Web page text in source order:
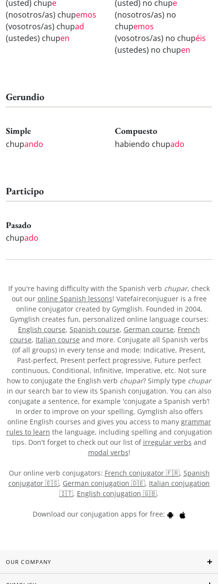
(usted) chupe
(nosotros/as) chupemos
(vosotros/as) chupad
(ustedes) chupen
(usted) no chupe
(nosotros/as) no
chupemos
(vosotros/as) no chupéis
(ustedes) no chupen
Gerundio
Simple
chupando
Compuesto
habiendo chupado
Participo
Pasado
chupado
If you're having difficulty with the Spanish verb chupar, check
out our online Spanish lessons! Vatefaireconjuguer is a free
online conjugator created by Gymglish. Founded in 2004,
Gymglish creates fun, personalized online language courses:
English course, Spanish course, German course, French
course, Italian course and more. Conjugate all Spanish verbs
(of all groups) in every tense and mode: Indicative, Present,
Past-perfect, Present perfect progressive, Future perfect
continuous, Conditional, Infinitive, Imperative, etc. Not sure
how to conjugate the English verb chupar? Simply type chupar
in our search bar to view its Spanish conjugation. You can also
conjugate a sentence, for example 'conjugate a Spanish verb’!
In order to improve on your spelling, Gymglish also offers
online English courses and gives you access to many grammar
rules to learn the language, including spelling and conjugation
tips. Don't forget to check out our list of irregular verbs and
modal verbs!
Our online verb conjugators: French conjugator 🇫🇷, Spanish
conjugator 🇪🇸, German conjugation 🇩🇪, Italian conjugation
🇮🇹, English conjugation 🇬🇧.
Download our conjugation apps for free:
OUR COMPANY